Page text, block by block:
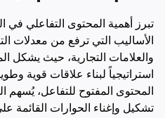
تبرز أهمية المحتوى التفاعلي في
الأساليب التي ترفع من معدلات
والعلامات التجارية، حيث يشكل
استراتيجياً لبناء علاقات قوية
المحتوى المفتوح للتفاعل،
تشكيل وإغناء الحوارات القائمة